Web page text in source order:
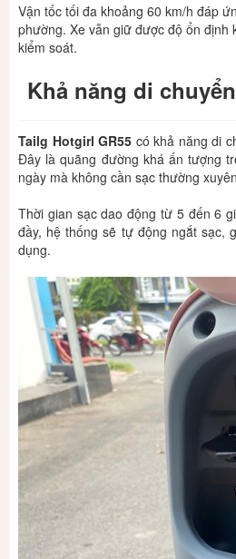
Vận tốc tối đa khoảng 60 km/h đáp
phường. Xe vẫn giữ được độ ổn định
kiểm soát.
Khả năng di
Tailg Hotgirl GR55 có khả năng di
Đây là quãng đường khá ấn tượng
ngày mà không cần sạc thường
Thời gian sạc dao động từ 5 đến 6
đầy, hệ thống sẽ tự động ngắt sạc,
dụng.